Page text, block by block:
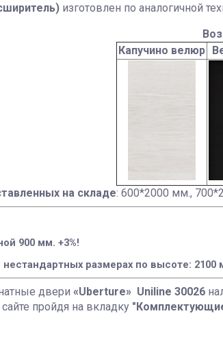
изготовлен по аналогичной
Капучино велюр
на складе: 600*2000 мм.,
900 мм. +3%!
размерах по высоте: 2100
двери «Uberture» Uniline 30026
пройдя на вкладку